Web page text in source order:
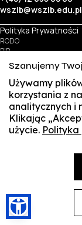
wszib@wszib.edu.pl
Polityka Prywatności
RODO
BIP
Identyfikacja wizualna
Biznes
Wynajem sal
Targi pracy
inaczej, utwory w
przysługują WSZIB. Bez
części: kopiowania,
wyświetlania, utrwalania
powyższe nie dotyczą
Szanujemy
Używamy
korzystania z
analitycznych i
Klikając
użycie. Polityka